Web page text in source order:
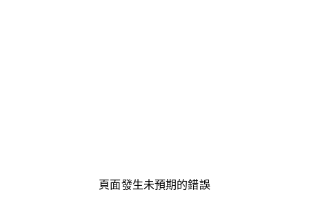
頁面發生未預期的錯誤